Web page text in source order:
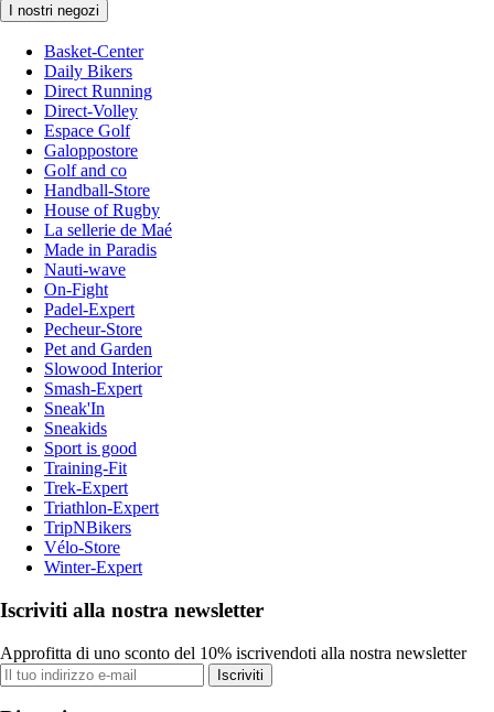
I nostri negozi
Basket-Center
Daily Bikers
Direct Running
Direct-Volley
Espace Golf
Galoppostore
Golf and co
Handball-Store
House of Rugby
La sellerie de Maé
Made in Paradis
Nauti-wave
On-Fight
Padel-Expert
Pecheur-Store
Pet and Garden
Slowood Interior
Smash-Expert
Sneak'In
Sneakids
Sport is good
Training-Fit
Trek-Expert
Triathlon-Expert
TripNBikers
Vélo-Store
Winter-Expert
Iscriviti alla nostra newsletter
Approfitta di uno sconto del 10% iscrivendoti alla nostra newsletter
Iscriviti